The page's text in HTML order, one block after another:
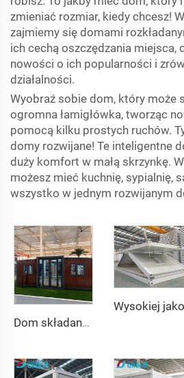
zmieniać rozmiar, kiedy chcesz!
zajmiemy się domami
ich cechą oszczędzania miejsca,
nowości o ich popularności i
działalności.
Wyobraź sobie dom, który może
ogromna łamigłówka, tworząc
pomocą kilku prostych ruchów.
domy rozwijane! Te inteligentne
duży komfort w małą skrzynkę.
możesz mieć kuchnię, sypialnię,
wszystko w jednym rozwijanym
Dom składany 20ft 40ft Prefabrykowany przenośny kontenerowy dom rozszerzalny dom mobilny 3 sypialnie modułowy prefabrykowany rozszerzalny dom